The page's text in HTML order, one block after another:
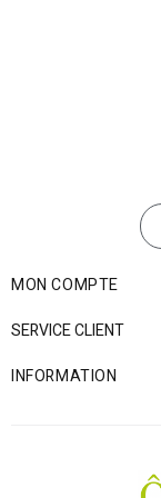
MON COMPTE
SERVICE CLIENT
INFORMATION